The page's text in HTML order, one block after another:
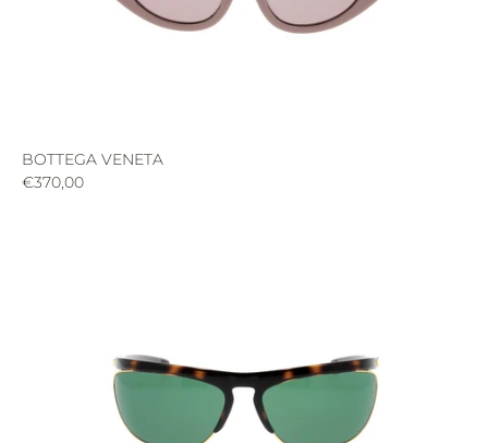
BOTTEGA VENETA
€370,00